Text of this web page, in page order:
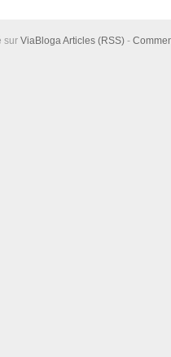
sur ViaBlogaArticles (RSS) -